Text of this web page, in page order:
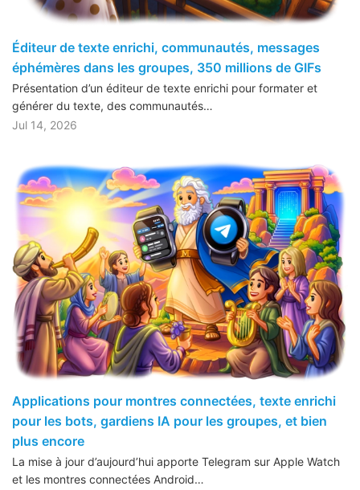
Éditeur de texte enrichi, communautés, messages
éphémères dans les groupes, 350 millions de GIFs
Présentation d’un éditeur de texte enrichi pour formater et
générer du texte, des communautés…
Jul 14, 2026
Applications pour montres connectées, texte enrichi
pour les bots, gardiens IA pour les groupes, et bien
plus encore
La mise à jour d’aujourd’hui apporte Telegram sur Apple Watch
et les montres connectées Android…